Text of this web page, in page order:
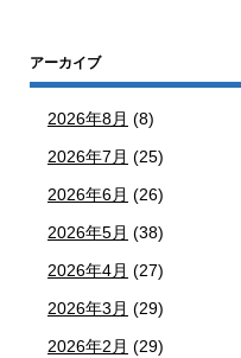
アーカイブ
2026年8月 (8)
2026年7月 (25)
2026年6月 (26)
2026年5月 (38)
2026年4月 (27)
2026年3月 (29)
2026年2月 (29)